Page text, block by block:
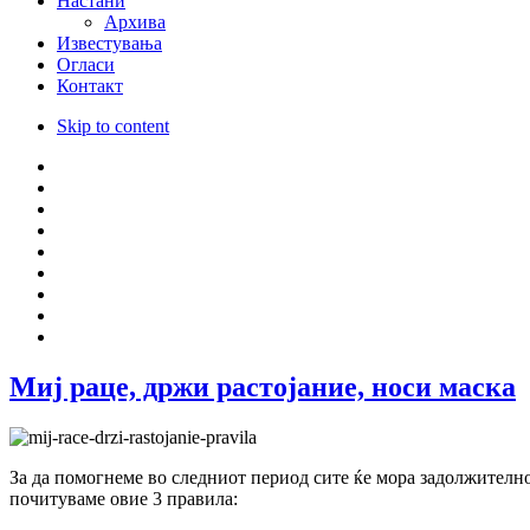
Архива
Известувања
Огласи
Контакт
Skip to content
Миј раце, држи растојание, носи маска
За да помогнеме во следниот период сите ќе мора
почитуваме овие 3 правила: